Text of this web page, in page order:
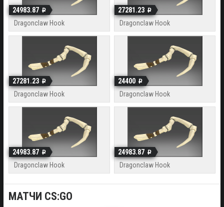
МАТЧИ CS:GO
24983.87
Dragonclaw Hook
27281.23
Dragonclaw Hook
27281.23
Dragonclaw Hook
24400
Dragonclaw Hook
24983.87
Dragonclaw Hook
24983.87
Dragonclaw Hook